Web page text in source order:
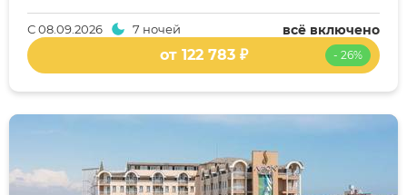
всё включено
С08.09.2026 7 ночей
- 26%
от 122 783 ₽